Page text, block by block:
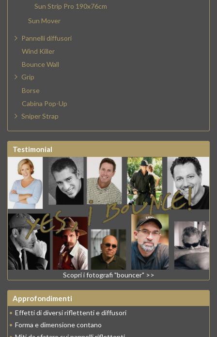
Sun Strip Pro 190x76cm
Sun Mover
Pannelli diffusori
Wind Killer
Bounce Wall
Grip
Borse
Cabina Pop-Up
Sniper Strap
Testimonial
Scopri i fotografi "bouncer" >>
Approfondimenti
• Effetti di diversi riflettenti e diffusori
• Forma e dimensione contano